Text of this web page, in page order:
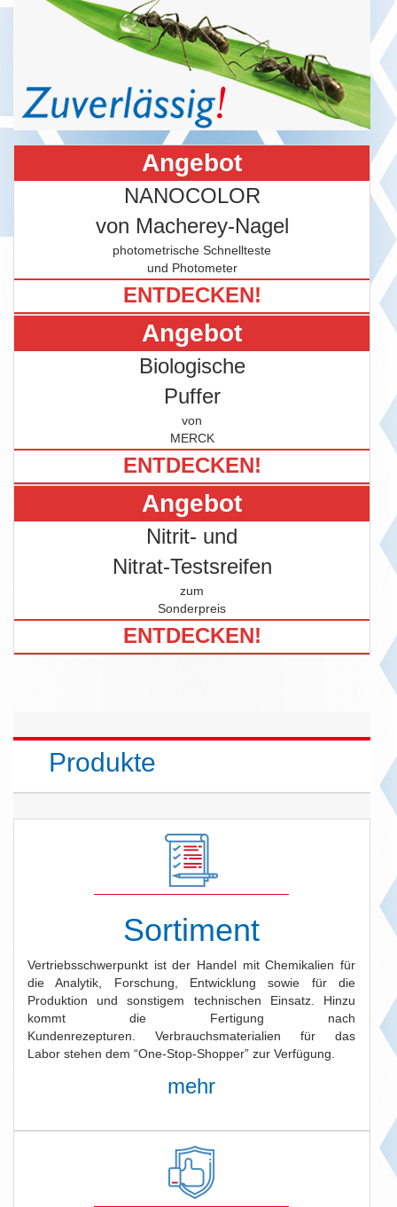
Angebot
NANOCOLOR
von Macherey-Nagel
photometrische Schnellteste
und Photometer
ENTDECKEN!
Angebot
Biologische
Puffer
von
MERCK
ENTDECKEN!
Angebot
Nitrit- und
Nitrat-Testsreifen
zum
Sonderpreis
ENTDECKEN!
Produkte
Sortiment
Vertriebsschwerpunkt ist der Handel mit Chemikalien für
die Analytik, Forschung, Entwicklung sowie für die
Produktion und sonstigem technischen Einsatz. Hinzu
kommt die Fertigung nach
Kundenrezepturen. Verbrauchsmaterialien für das
Labor stehen dem “One-Stop-Shopper” zur Verfügung.
mehr